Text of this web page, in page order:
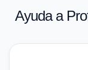
Ayuda a